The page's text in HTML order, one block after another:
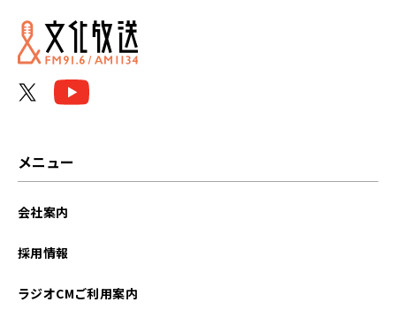
2023年09月
メニュー
会社案内
採用情報
ラジオCMご利用案内